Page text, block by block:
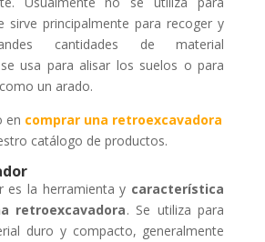
sirve principalmente para recoger y
cantidades de material
usa para alisar los suelos o para
un arado.
en comprar una retroexcavadora
catálogo de productos.
es la herramienta y característica
retroexcavadora. Se utiliza para
duro y compacto, generalmente